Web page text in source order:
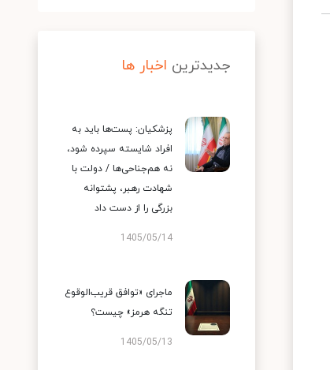
جدیدترین اخبار ها
پزشکیان: پست‌ها باید به
افراد شایسته سپرده شود،
نه هم‌جناحی‌ها / دولت با
شهادت رهبر، پشتوانه
بزرگی را از دست داد
1405/05/14
ماجرای «توافق قریب‌الوقوع
تنگه هرمز» چیست؟
1405/05/13